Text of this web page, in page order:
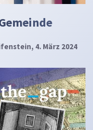
, 4. März 2024